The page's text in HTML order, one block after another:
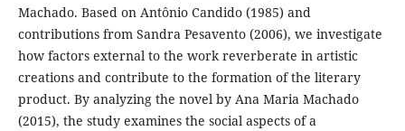
Machado. Based on Antônio Candido (1985) and
contributions from Sandra Pesavento (2006), we investigate
how factors external to the work reverberate in artistic
creations and contribute to the formation of the literary
product. By analyzing the novel by Ana Maria Machado
(2015), the study examines the social aspects of a